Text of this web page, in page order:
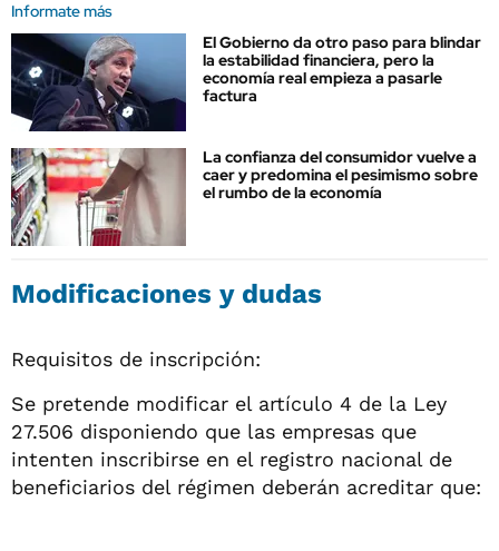
Informate más
El Gobierno da otro paso para blindar
la estabilidad financiera, pero la
economía real empieza a pasarle
factura
La confianza del consumidor vuelve a
caer y predomina el pesimismo sobre
el rumbo de la economía
Modificaciones y dudas
Requisitos de inscripción:
Se pretende modificar el artículo 4 de la Ley
27.506 disponiendo que las empresas que
intenten inscribirse en el registro nacional de
beneficiarios del régimen deberán acreditar que: